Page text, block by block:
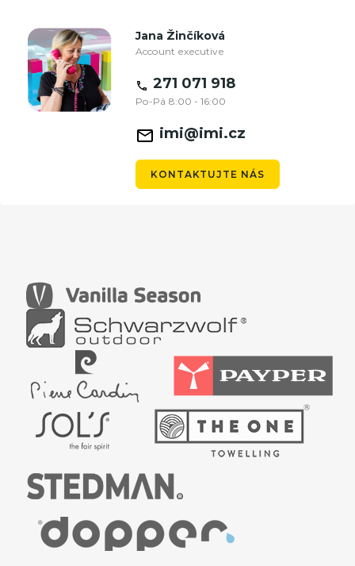
Jana Žinčíková
Account executive
271 071 918
Po-Pá 8:00 - 16:00
imi@imi.cz
KONTAKTUJTE NÁS